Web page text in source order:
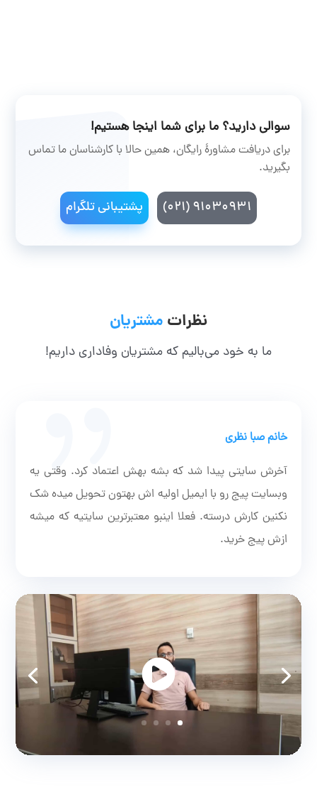
سوالی دارید؟ ما برای شما اینجا هستیم!
برای دریافت مشاورۀ رایگان، همین حالا با کارشناسان ما تماس
بگیرید.
۹۱۰۳۰۹۳۱ (۰۲۱) پشتیبانی تلگرام
نظرات مشتریان
ما به خود می‌بالیم که مشتریان وفاداری داریم!
خانم صبا نظری
آخرش سایتی پیدا شد که بشه بهش اعتماد کرد. وقتی یه
وبسایت پیج رو با ایمیل اولیه اش بهتون تحویل میده شک
نکنین کارش درسته. فعلا اینبو معتبرترین سایتیه که میشه
ازش پیج خرید.